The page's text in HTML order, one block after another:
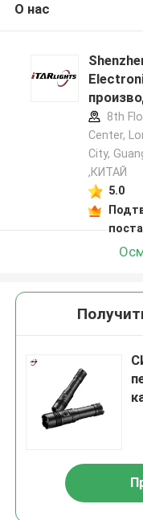
О нас
8th
Center,
City,
,КИТАЙ
5.0